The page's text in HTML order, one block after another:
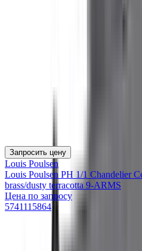
Запросить цену
Louis Poulsen
Louis Poulsen PH 1/1 Chandelier
brass/dusty terracotta 9-ARMS
Цена по запросу
5741115864